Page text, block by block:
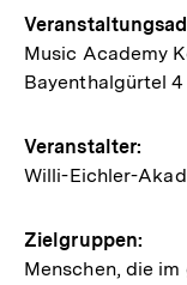
Hinweise
zur
Music Academy
Bayenthalgürtel 4
Veranstalter:
Willi-Eichler-
Zielgruppen:
Menschen, die